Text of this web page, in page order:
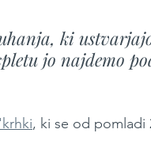
ki
jo najdemo
, ki se od pomladi